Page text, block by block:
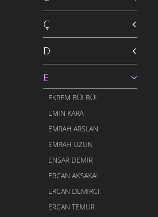
Ç
D
E
EKREM BÜLBÜL
EMIN KARA
EMRAH ARSLAN
EMRAH UZUN
ENSAR DEMIR
ERCAN AKSAKAL
ERCAN DEMIRCI
ERCAN TEMUR